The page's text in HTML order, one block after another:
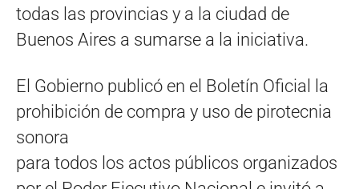
todas las provincias y a la ciudad de
Buenos Aires a sumarse a la iniciativa.
El Gobierno publicó en el Boletín Oficial la
prohibición de compra y uso de pirotecnia
sonora
para todos los actos públicos organizados